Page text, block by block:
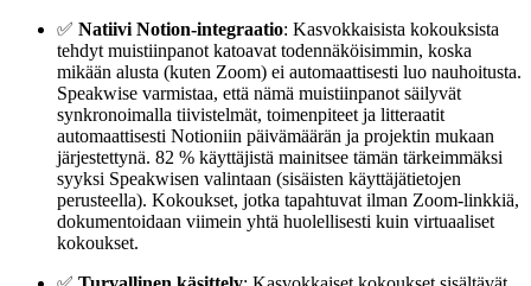
✅ Natiivi Notion-integraatio: Kasvokkaisista kokouksista
tehdyt muistiinpanot katoavat todennäköisimmin, koska
mikään alusta (kuten Zoom) ei automaattisesti luo nauhoitusta.
Speakwise varmistaa, että nämä muistiinpanot säilyvät
synkronoimalla tiivistelmät, toimenpiteet ja litteraatit
automaattisesti Notioniin päivämäärän ja projektin mukaan
järjestettynä. 82 % käyttäjistä mainitsee tämän tärkeimmäksi
syyksi Speakwisen valintaan (sisäisten käyttäjätietojen
perusteella). Kokoukset, jotka tapahtuvat ilman Zoom-linkkiä,
dokumentoidaan viimein yhtä huolellisesti kuin virtuaaliset
kokoukset.